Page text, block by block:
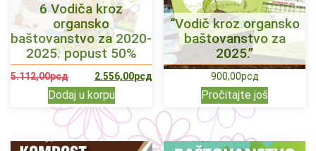
6 Vodiča kroz
organsko
baštovanstvo za 2020-
2025. popust 50%
5.112,00рсд 2.556,00рсд
Dodaj u korpu
“Vodič kroz organsko
baštovanstvo za
2025.”
900,00рсд
Pročitajte još